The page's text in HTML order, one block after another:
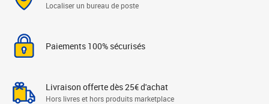
Localiser un bureau de poste
Paiements 100% sécurisés
Livraison offerte dès 25€ d'achat
Hors livres et hors produits marketplace